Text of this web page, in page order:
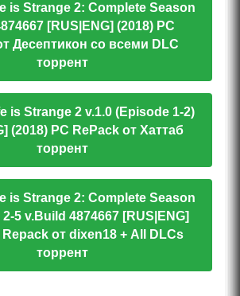
is Strange 2: Complete Season
[RUS|ENG] (2018) PC
Десептикон со всеми DLC
торрент
is Strange 2 v.1.0 (Episode 1-2)
(2018) PC RePack от Хаттаб
торрент
is Strange 2: Complete Season
5 v.Build 4874667 [RUS|ENG]
Repack от dixen18 + All DLCs
торрент